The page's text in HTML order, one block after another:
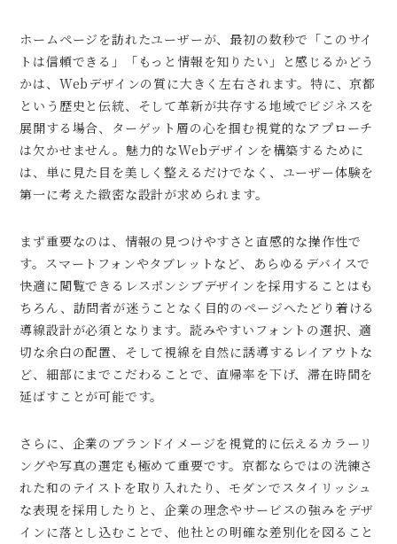
ホームページを訪れたユーザーが、最初の数秒で「このサイ
トは信頼できる」「もっと情報を知りたい」と感じるかどう
かは、Webデザインの質に大きく左右されます。特に、京都
という歴史と伝統、そして革新が共存する地域でビジネスを
展開する場合、ターゲット層の心を掴む視覚的なアプローチ
は欠かせません。魅力的なWebデザインを構築するために
は、単に見た目を美しく整えるだけでなく、ユーザー体験を
第一に考えた緻密な設計が求められます。
まず重要なのは、情報の見つけやすさと直感的な操作性で
す。スマートフォンやタブレットなど、あらゆるデバイスで
快適に閲覧できるレスポンシブデザインを採用することはも
ちろん、訪問者が迷うことなく目的のページへたどり着ける
導線設計が必須となります。読みやすいフォントの選択、適
切な余白の配置、そして視線を自然に誘導するレイアウトな
ど、細部にまでこだわることで、直帰率を下げ、滞在時間を
延ばすことが可能です。
さらに、企業のブランドイメージを視覚的に伝えるカラーリ
ングや写真の選定も極めて重要です。京都ならではの洗練さ
れた和のテイストを取り入れたり、モダンでスタイリッシュ
な表現を採用したりと、企業の理念やサービスの強みをデザ
インに落とし込むことで、他社との明確な差別化を図ること